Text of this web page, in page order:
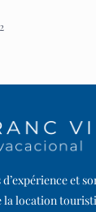
2
et
la location